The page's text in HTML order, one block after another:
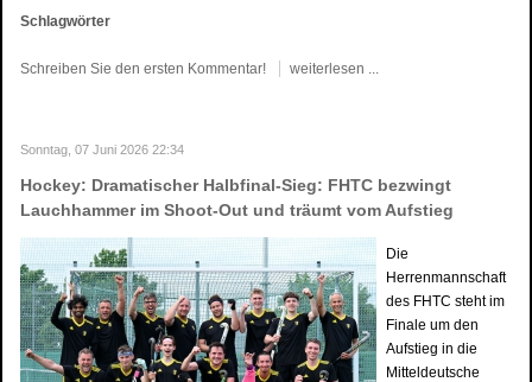
Schlagwörter
Schreiben Sie den ersten Kommentar! weiterlesen ...
Sonntag, 07 Juni 2026 22:34
Hockey: Dramatischer Halbfinal-Sieg: FHTC bezwingt
Lauchhammer im Shoot-Out und träumt vom Aufstieg
Die
Herrenmannschaft
des FHTC steht im
Finale um den
Aufstieg in die
Mitteldeutsche